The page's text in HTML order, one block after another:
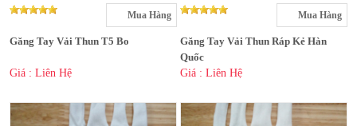
Mua Hàng
Găng Tay Vải Thun T5 Bo
Giá : Liên Hệ
Mua Hàng
Găng Tay Vải Thun Ráp Kẻ Hàn
Quốc
Giá : Liên Hệ